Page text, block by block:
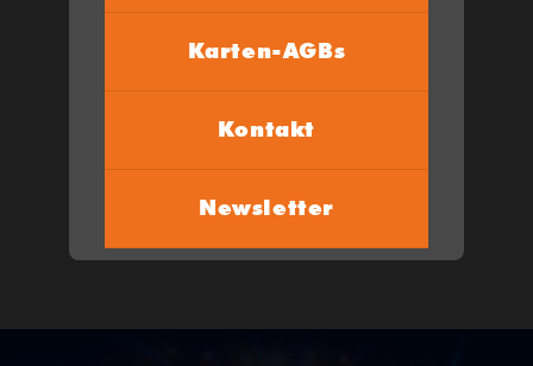
Karten-AGBs
Kontakt
Newsletter